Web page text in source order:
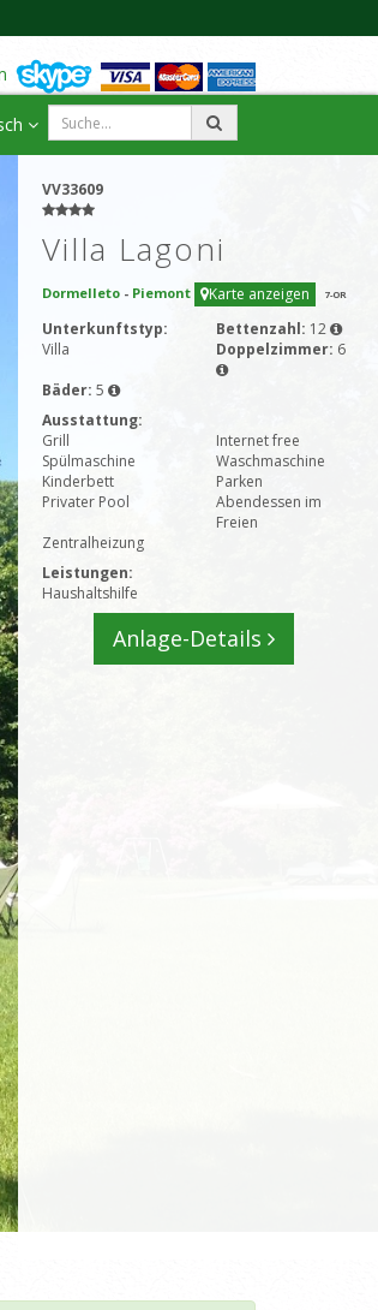
VV33609
Villa Lagoni
Dormelleto - Piemont Karte anzeigen 7-OR
Unterkunftstyp:
Villa
Bettenzahl: 12
Doppelzimmer: 6
Bäder: 5
Ausstattung:
Grill
Internet free
Spülmaschine
Waschmaschine
Kinderbett
Parken
Privater Pool
Abendessen im
Freien
Zentralheizung
Leistungen:
Haushaltshilfe
Anlage-Details